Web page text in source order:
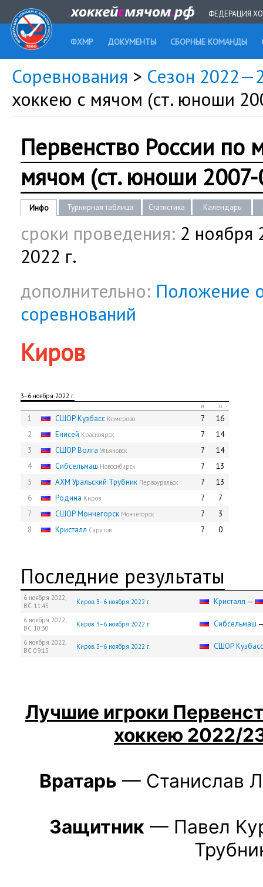
ФЕДЕРАЦИЯ
ФХМР ДОКУМЕНТЫ СБОРНЫЕ КОМАНДЫ
Соревнования > Сезон
хоккею с мячом (ст. юноши
Первенство России по
мячом (ст. юноши 2007-
Инфо Турнирная таблица Статистика Календарь
сроки проведения: 2 ноября
2022 г.
дополнительно: Положение
соревнований
Киров
3−6 ноября 2022 г.
и
о
1 СШОР Кузбасс Кемерово 7
16
2
Енисей Красноярск 7
14
3
СШОР Волга Ульяновск 7
14
4
Сибсельмаш Новосибирск 7
13
5
АХМ Уральский Трубник Первоуральск 7
13
6
Родина Киров 7
7
7
СШОР Мончегорск Мончегорск 7
3
8
Кристалл Саратов 7 0
Последние результаты
6 ноября 2022,
ВС 11:45 Киров. 3−6 ноября 2022 г. Кристалл —
6 ноября 2022,
ВС 10:30 Киров. 3−6 ноября 2022 г. Сибсельмаш
6 ноября 2022,
ВС 09:15 Киров. 3−6 ноября 2022 г. СШОР Кузбасс
Лучшие игроки
хоккею 2022/
Вратарь — Станислав
Защитник— Павел